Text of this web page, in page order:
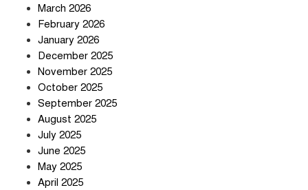
March 2026
February 2026
January 2026
December 2025
November 2025
October 2025
September 2025
August 2025
July 2025
June 2025
May 2025
April 2025